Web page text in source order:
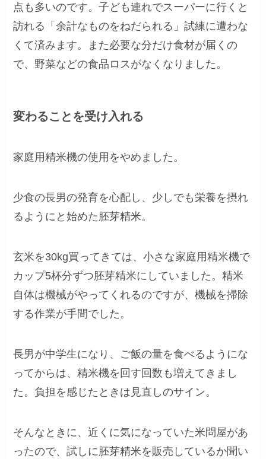
点も多いのです。子ども連れでスーパーに行くと
訪れる「余計なものをねだられる」試練に遭わな
くて済みます。また必要な分だけ食材が届くの
で、野菜などの食品ロスがなくなりました。
変わることを受け入れる
家庭用精米機の使用をやめました。
少食の長男の発育を心配し、少しでも栄養を摂れ
るようにと始めた胚芽精米。
玄米を30kg買ってきては、小さな家庭用精米機で
カップ5杯分ずつ胚芽精米にしていました。精米
自体は機械がやってくれるのですが、機械を掃除
する作業が手間でした。
長男が中学生になり、ご飯の量を食べるようにな
ってからは、精米機を回す回数も増えてきまし
た。負担を感じたときは見直しのサイン。
そんなときに、近くに気になっていた米問屋があ
ったので、試しに胚芽精米を販売しているか聞い